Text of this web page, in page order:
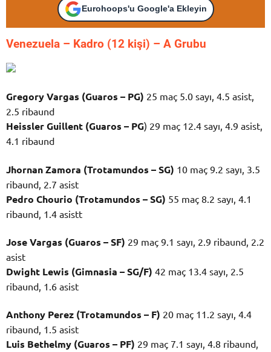
Eurohoops'u Google'a Ekleyin
Venezuela – Kadro (12 kişi) – A Grubu
Gregory Vargas (Guaros – PG) 25 maç 5.0 sayı, 4.5 asist,
2.5 ribaund
Heissler Guillent (Guaros – PG) 29 maç 12.4 sayı, 4.9 asist,
4.1 ribaund
Jhornan Zamora (Trotamundos – SG) 10 maç 9.2 sayı, 3.5
ribaund, 2.7 asist
Pedro Chourio (Trotamundos – SG) 55 maç 8.2 sayı, 4.1
ribaund, 1.4 asistt
Jose Vargas (Guaros – SF) 29 maç 9.1 sayı, 2.9 ribaund, 2.2
asist
Dwight Lewis (Gimnasia – SG/F) 42 maç 13.4 sayı, 2.5
ribaund, 1.6 asist
Anthony Perez (Trotamundos – F) 20 maç 11.2 sayı, 4.4
ribaund, 1.5 asist
Luis Bethelmy (Guaros – PF) 29 maç 7.1 sayı, 4.8 ribaund,